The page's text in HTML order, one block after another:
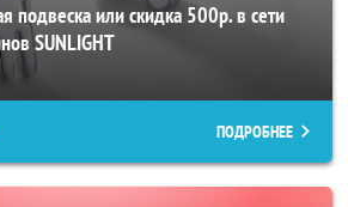
подвеска или скидка 500р. в сети
SUNLIGHT
ПОДРОБНЕЕ